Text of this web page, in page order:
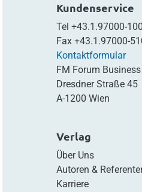
Kundenservice
Tel +43.1.97000-100
Fax +43.1.97000-
Kontaktformular
FM Forum
Dresdner Straße 45
A-1200 Wien
Verlag
Über Uns
Autoren &
Karriere